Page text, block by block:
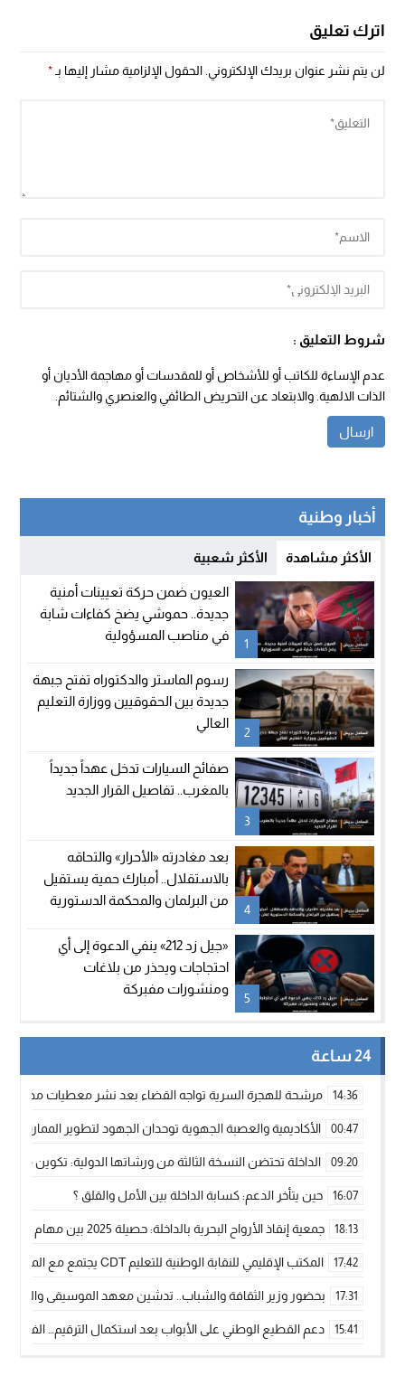
اترك تعليق
لن يتم نشر عنوان بريدك الإلكتروني. الحقول الإلزامية مشار إليها بـ*
شروط التعليق :
عدم الإساءة للكاتب أو للأشخاص أو للمقدسات أو مهاجمة الأديان أو
الذات الالهية. والابتعاد عن التحريض الطائفي والعنصري والشتائم.
أخبار وطنية
الأكثر مشاهدة الأكثر شعبية
1
العيون ضمن حركة تعيينات أمنية
جديدة.. حموشي يضخ كفاءات شابة
في مناصب المسؤولية
2
رسوم الماستر والدكتوراه تفتح جبهة
جديدة بين الحقوقيين ووزارة التعليم
العالي
3
صفائح السيارات تدخل عهداً جديداً
بالمغرب.. تفاصيل القرار الجديد
4
بعد مغادرته «الأحرار» والتحاقه
بالاستقلال.. أمبارك حمية يستقيل
من البرلمان والمحكمة الدستورية
5
«جيل زد 212» ينفي الدعوة إلى أي
احتجاجات ويحذر من بلاغات
ومنشورات مفبركة
24 ساعة
14:36 مرشحة للهجرة السرية تواجه القضاء بعد نشر معطيات مضللة
00:47 الأكاديمية والعصبة الجهوية توحدان الجهود لتطوير الممارسة
09:20 الداخلة تحتضن النسخة الثالثة من ورشاتها الدولية: تكوين
16:07 حين يتأخر الدعم: كسابة الداخلة بين الأمل والقلق ؟
18:13 جمعية إنقاذ الأرواح البحرية بالداخلة: حصيلة 2025 بين مهام الإنقاذ ومشروع “دار البحار”
17:42 المكتب الإقليمي للنقابة الوطنية للتعليم CDT يجتمع مع المدير الإقليمي لمناقشة ملفات جوهرية لنساء ورجال التعليم
17:31 بحضور وزير الثقافة والشباب.. تدشين معهد الموسيقى والفنون
15:41 دعم القطيع الوطني على الأبواب بعد استكمال الترقيم…